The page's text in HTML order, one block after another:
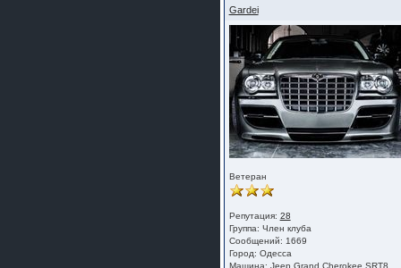
Gardei
Ветеран
Репутация: 28
Группа: Член клуба
Сообщений: 1669
Город: Одесса
Машина: Jeep Grand Cherokee SRT8